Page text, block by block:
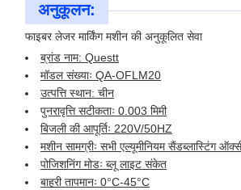
अनुकूलन:
फाइबर लेजर मार्किंग मशीन की अनुकूलित सेवा
ब्रांड नाम: Questt
मॉडल संख्याः QA-OFLM20
उत्पत्ति स्थान: चीन
पुनरावृत्ति सटीकताः 0.003 मिमी
बिजली की आपूर्तिः 220V/50HZ
मशीन सामग्रीः सभी एल्यूमीनियम सैंडब्लास्टिंग
पोजिशनिंग मोडः ब्लू लाइट संकेत
बाहरी तापमानः 0°C-45°C